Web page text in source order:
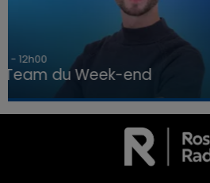
LA TEAM DU WEEK-END
16h00 - 20h00
La Team du Week-end